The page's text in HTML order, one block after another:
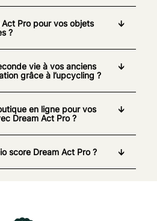
Pro pour vos objets
?
vie à vos anciens
grâce à l’upcycling ?
en ligne pour vos
Dream Act Pro ?
score Dream Act Pro ?